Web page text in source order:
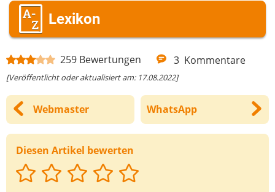
259 Bewertungen 3 Kommentare
[Veröffentlicht oder aktualisiert am: 17.08.2022]
Webmaster WhatsApp
Diesen Artikel bewerten
Lexikon